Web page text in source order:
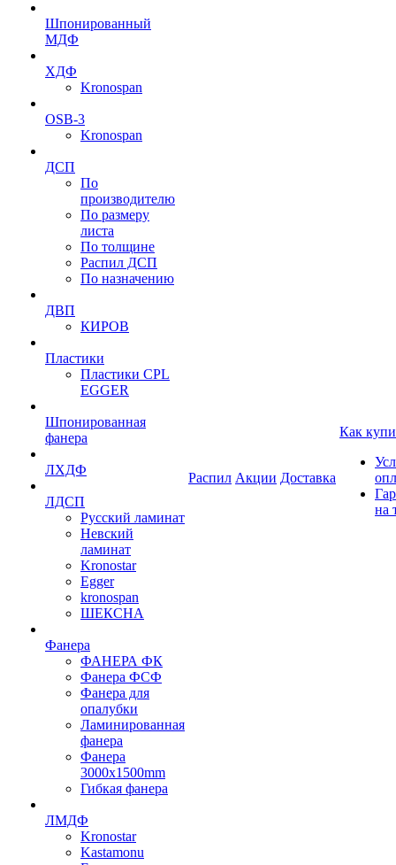
Шпонированный
МДФ
ХДФ
Kronospan
OSB-3
Kronospan
ДСП
По
производителю
По размеру
листа
По толщине
Распил ДСП
По назначению
ДВП
КИРОВ
Пластики
Пластики CPL
EGGER
Шпонированная
фанера
ЛХДФ
ЛДСП
Русский ламинат
Невский
ламинат
Kronostar
Egger
kronospan
ШЕКСНА
Фанера
ФАНЕРА ФК
Фанера ФСФ
Фанера для
опалубки
Ламинированная
фанера
Фанера
3000х1500mm
Гибкая фанера
ЛМДФ
Kronostar
Kastamonu
Распил Акции Доставка
Как
на